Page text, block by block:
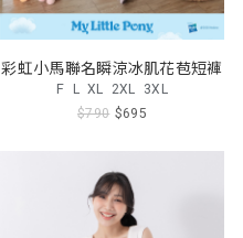
彩虹小馬聯名瞬涼冰肌花苞短褲
F L XL 2XL 3XL
$790 $695